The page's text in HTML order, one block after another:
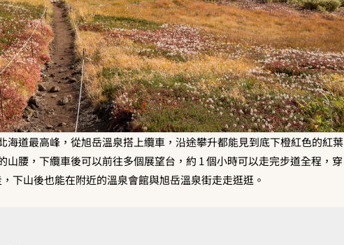
海道最高峰，從旭岳溫泉搭上纜車，沿途攀升都能見到底下橙紅色的紅葉
山腰，下纜車後可以前往多個展望台，約 1 個小時可以走完步道全程，穿
下山後也能在附近的溫泉會館與旭岳溫泉街走走逛逛。